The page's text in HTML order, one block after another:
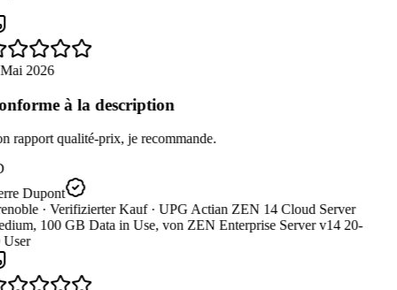
2026
à la description
rapport qualité-prix, je recommande.
Dupont
· Verifizierter Kauf · UPG Actian ZEN 14 Cloud Server
100 GB Data in Use, von ZEN Enterprise Server v14 20-